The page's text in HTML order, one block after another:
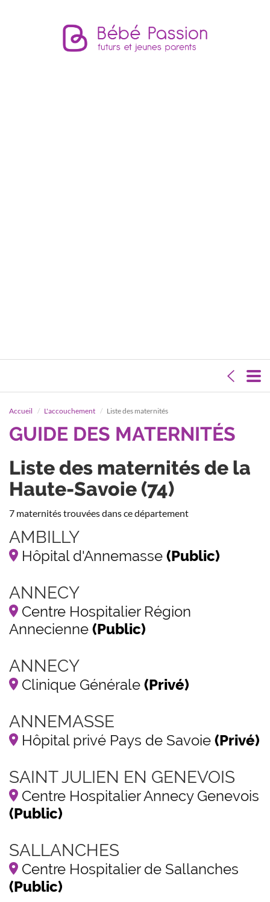
Accueil L'accouchement Liste des maternités
GUIDE DES MATERNITÉS
Liste des maternités de la
Haute-Savoie (74)
7 maternités trouvées dans ce département
AMBILLY
Hôpital d'Annemasse (Public)
ANNECY
Centre Hospitalier Région
Annecienne (Public)
ANNECY
Clinique Générale (Privé)
ANNEMASSE
Hôpital privé Pays de Savoie (Privé)
SAINT JULIEN EN GENEVOIS
Centre Hospitalier Annecy Genevois
(Public)
SALLANCHES
Centre Hospitalier de Sallanches
(Public)